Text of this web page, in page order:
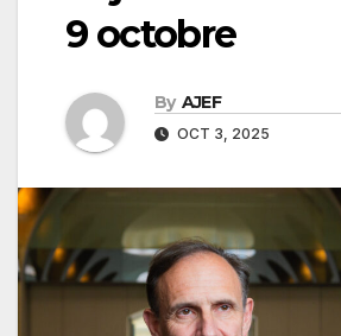
9 octobre
By AJEF
OCT 3, 2025